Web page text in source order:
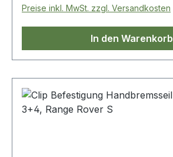
Preise inkl. MwSt. zzgl. Versandkosten
In den Warenkorb